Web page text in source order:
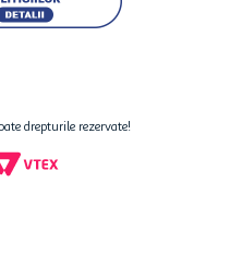
drepturile rezervate!